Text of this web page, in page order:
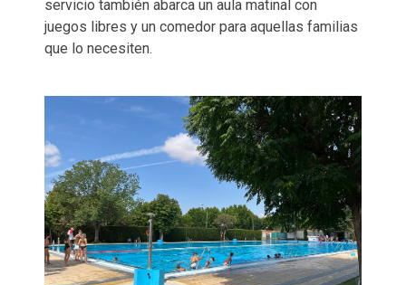
servicio también abarca un aula matinal con
juegos libres y un comedor para aquellas familias
que lo necesiten.